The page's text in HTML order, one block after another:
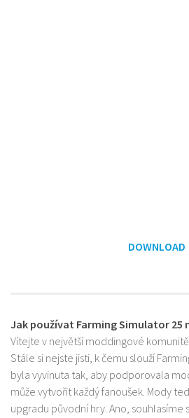
DOWNLOAD
Jak používat Farming Simulator 25
Vítejte v největší moddingové
Stále si nejste jisti, k čemu slouží
byla vyvinuta tak, aby podporovala
může vytvořit každý fanoušek. Mody
upgradu původní hry. Ano, souhlasíme